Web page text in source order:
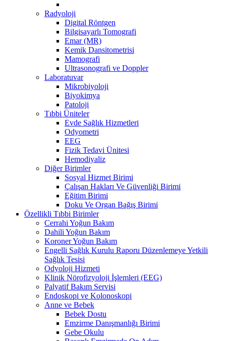
Radyoloji
Digital Röntgen
Bilgisayarlı Tomografi
Emar (MR)
Kemik Dansitometrisi
Mamografi
Ultrasonografi ve Doppler
Laboratuvar
Mikrobiyoloji
Biyokimya
Patoloji
Tıbbi Üniteler
Evde Sağlık Hizmetleri
Odyometri
EEG
Fizik Tedavi Ünitesi
Hemodiyaliz
Diğer Birimler
Sosyal Hizmet Birimi
Çalışan Hakları Ve Güvenliği Birimi
Eğitim Birimi
Doku Ve Organ Bağış Birimi
Özellikli Tıbbi Birimler
Cerrahi Yoğun Bakım
Dahili Yoğun Bakım
Koroner Yoğun Bakım
Engelli Sağlık Kurulu Raporu Düzenlemeye Yetkili
Sağlık Tesisi
Odyoloji Hizmeti
Klinik Nörofizyoloji İşlemleri (EEG)
Palyatif Bakım Servisi
Endoskopi ve Kolonoskopi
Anne ve Bebek
Bebek Dostu
Emzirme Danışmanlığı Birimi
Gebe Okulu